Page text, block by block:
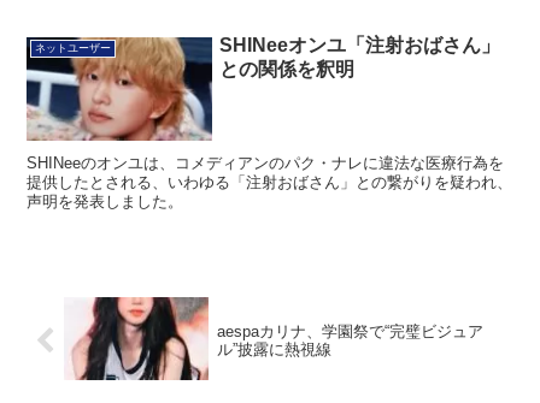
ネットユーザー
SHINeeオンユ「注射おばさん」
との関係を釈明
SHINeeのオンユは、コメディアンのパク・ナレに違法な医療行為を
提供したとされる、いわゆる「注射おばさん」との繋がりを疑われ、
声明を発表しました。
aespaカリナ、学園祭で“完璧ビジュア
ル”披露に熱視線